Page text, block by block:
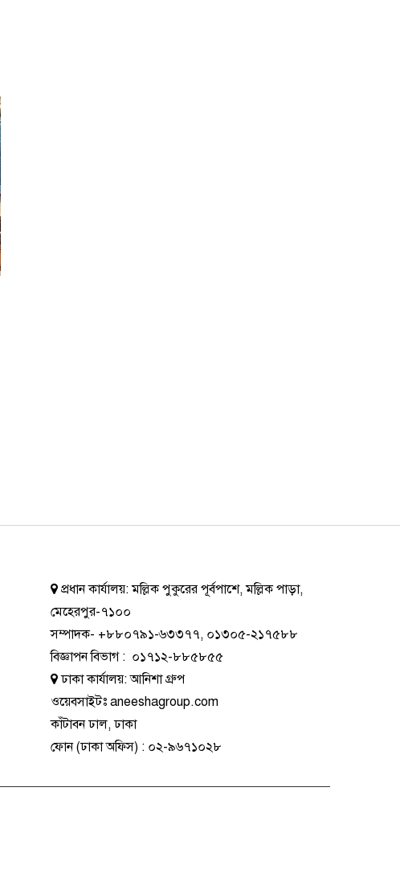
প্রধান কার্যালয়:মল্লিক পুকুরের পূর্বপাশে, মল্লিক পাড়া,
মেহেরপুর-৭১০০
সম্পাদক- +৮৮০৭৯১-৬৩৩৭৭, ০১৩০৫-২১৭৫৮৮
বিজ্ঞাপন বিভাগ: ০১৭১২-৮৮৫৮৫৫
ঢাকা কার্যালয়:আনিশা গ্রুপ
ওয়েবসাইটঃaneeshagroup.com
কাঁটাবন ঢাল, ঢাকা
ফোন(ঢাকা অফিস) : ০২-৯৬৭১০২৮